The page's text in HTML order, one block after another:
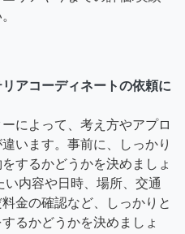
アコーディネートの依頼に
によって、考え方やアプロ
います。事前に、しっかり
するかどうかを決めましょ
い内容や日時、場所、交通
金の確認など、しっかりと
るかどうかを決めましょ